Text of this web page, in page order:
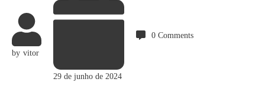
by vitor
29 de junho de 2024
0 Comments